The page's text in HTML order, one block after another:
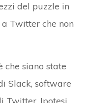
del puzzle in
Twitter che non
che siano state
Slack, software